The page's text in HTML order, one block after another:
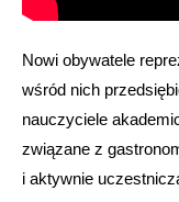
Nowi obywatele
wśród nich
nauczyciele
związane z
i aktywnie